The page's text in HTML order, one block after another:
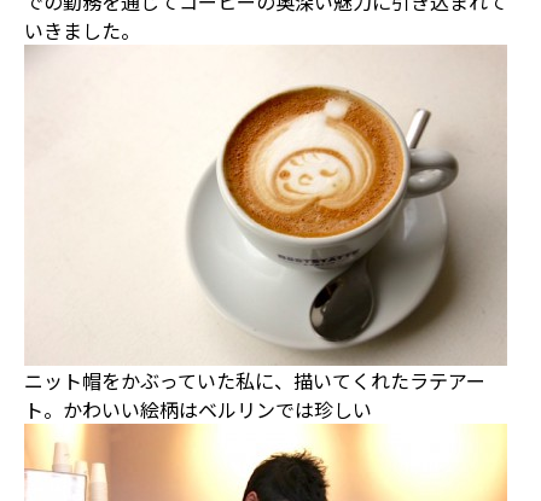
いきました。
ニット帽をかぶっていた私に、描いてくれたラテアー
ト。かわいい絵柄はベルリンでは珍しい